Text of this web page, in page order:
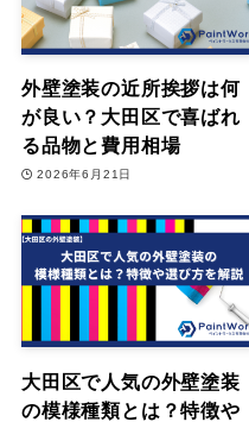
外壁塗装の近所挨拶は何
が良い？大田区で喜ばれ
る品物と費用相場
2026年6月21日
大田区で人気の外壁塗装
の模様種類とは？特徴や